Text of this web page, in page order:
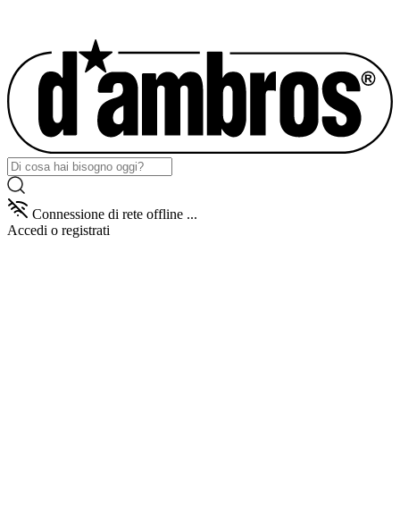
Connessione di rete offline ...
Accedi o registrati